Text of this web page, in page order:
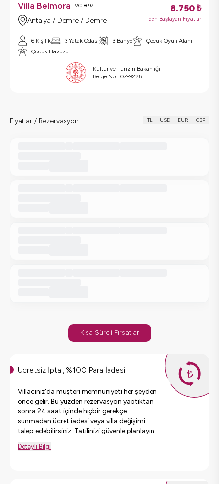
Villa Belmora VC-8697
Antalya / Demre / Demre
8.750₺
'den Başlayan Fiyatlar
6 Kişilik 3 Yatak Odası 3 Banyo
Çocuk Oyun Alanı
Çocuk Havuzu
Kültür ve Turizm Bakanlığı
Belge No : 07-9226
Fiyatlar / Rezervasyon TL USD EUR GBP
Kısa Süreli Fırsatlar
Ücretsiz İptal, %100 Para İadesi
Villacınız'da müşteri memnuniyeti her şeyden
önce gelir. Bu yüzden rezervasyon yaptıktan
sonra 24 saat içinde hiçbir gerekçe
sunmadan ücret iadesi veya villa değişimi
talep edebilirsiniz. Tatilinizi güvenle planlayın.
Detaylı Bilgi